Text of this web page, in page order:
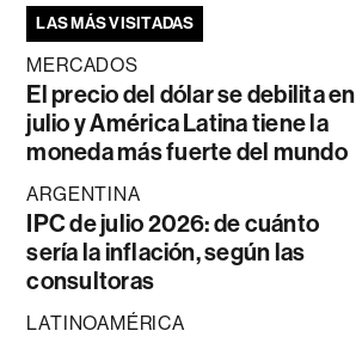
LAS MÁS VISITADAS
MERCADOS
El precio del dólar se debilita en
julio y América Latina tiene la
moneda más fuerte del mundo
ARGENTINA
IPC de julio 2026: de cuánto
sería la inflación, según las
consultoras
LATINOAMÉRICA